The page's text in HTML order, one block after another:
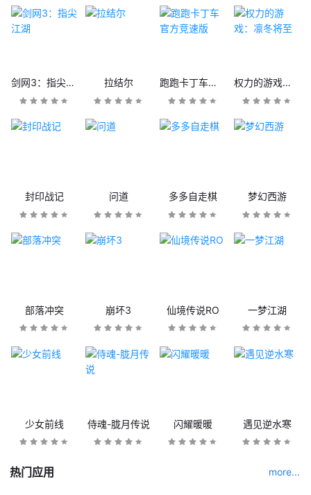
剑网3：指尖江湖 拉结尔 跑跑卡丁车官方竞速版 权力的游戏：凛冬将至
封印战记 问道 多多自走棋 梦幻西游
部落冲突 崩坏3 仙境传说RO 一梦江湖
少女前线 侍魂-胧月传说 闪耀暖暖 遇见逆水寒
热门应用 more...